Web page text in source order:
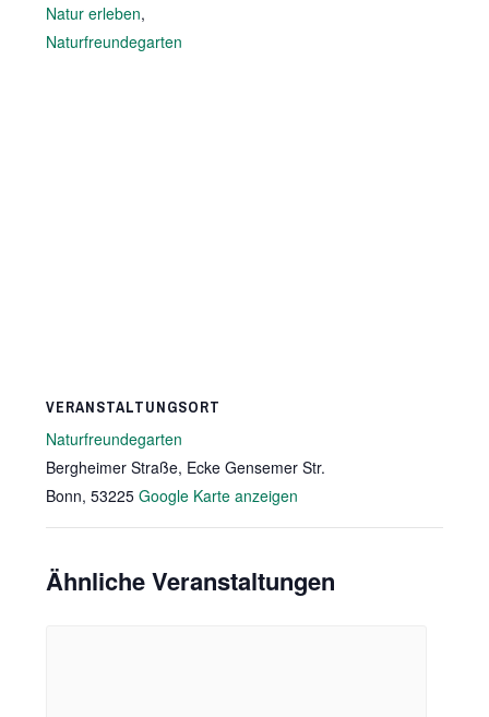
Natur erleben,
Naturfreundegarten
VERANSTALTUNGSORT
Naturfreundegarten
Bergheimer Straße, Ecke Gensemer Str.
Bonn, 53225 Google Karte anzeigen
Ähnliche Veranstaltungen